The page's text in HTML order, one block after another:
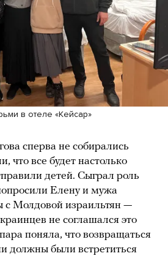
в отеле «Кейсар»
сперва не собирались
что все будет настолько
детей. Сыграл роль
Елену и мужа
с Молдовой израильтян —
не соглашался это
поняла, что возвращаться
должны были встретиться